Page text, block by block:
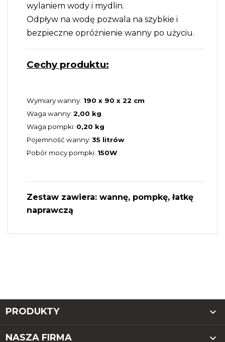
wylaniem wody i mydlin.
Odpływ na wodę pozwala na szybkie i
bezpieczne opróżnienie wanny po użyciu.
Cechy produktu:
Wymiary wanny: 190 x 90 x 22 cm
Waga wanny: 2,00 kg
Waga pompki: 0,20 kg
Pojemność wanny: 35 litrów
Pobór mocy pompki: 150W
Zestaw zawiera: wannę, pompkę, łatkę
naprawczą
PRODUKTY 
NASZA FIRMA 